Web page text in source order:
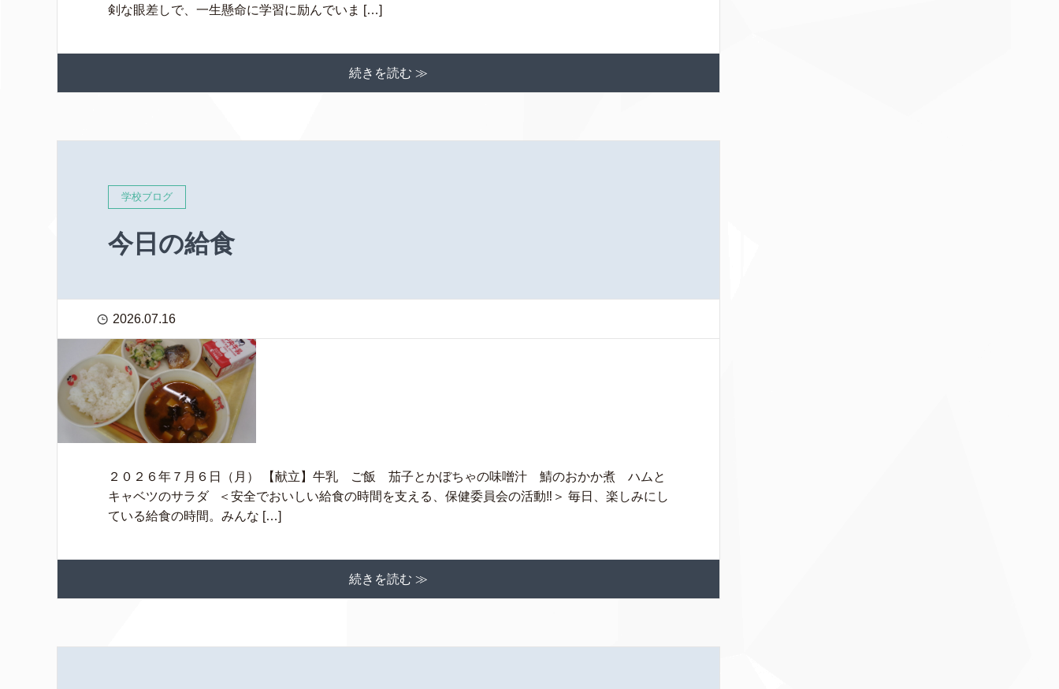
剣な眼差しで、一生懸命に学習に励んでいま […]
続きを読む ≫
学校ブログ
今日の給食
2026.07.16
２０２６年７月６日（月） 【献立】牛乳 ご飯 茄子とかぼちゃの味噌汁 鯖のおかか煮 ハムと
キャベツのサラダ ＜安全でおいしい給食の時間を支える、保健委員会の活動‼＞ 毎日、楽しみにし
ている給食の時間。みんな […]
続きを読む ≫